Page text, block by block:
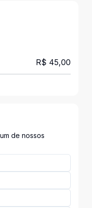
R$ 45,00
de nossos